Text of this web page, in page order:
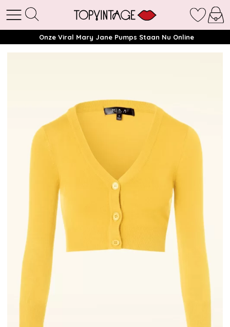
Onze Viral Mary Jane Pumps Staan Nu Online